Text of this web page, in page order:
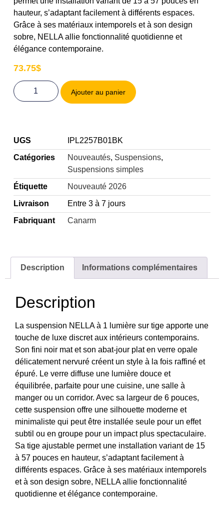
hauteur, s’adaptant facilement à différents espaces.
Grâce à ses matériaux intemporels et à son design
sobre, NELLA allie fonctionnalité quotidienne et
élégance contemporaine.
73.75$
Ajouter au panier
UGS
IPL2257B01BK
Catégories
Nouveautés, Suspensions,
Suspensions simples
Étiquette
Nouveauté 2026
Livraison
Entre 3 à 7 jours
Fabriquant
Canarm
Description Informations complémentaires
Description
La suspension NELLA à 1 lumière sur tige apporte une
touche de luxe discret aux intérieurs contemporains.
Son fini noir mat et son abat-jour plat en verre opale
délicatement nervuré créent un style à la fois raffiné et
épuré. Le verre diffuse une lumière douce et
équilibrée, parfaite pour une cuisine, une salle à
manger ou un corridor. Avec sa largeur de 6 pouces,
cette suspension offre une silhouette moderne et
minimaliste qui peut être installée seule pour un effet
subtil ou en groupe pour un impact plus spectaculaire.
Sa tige ajustable permet une installation variant de 15
à 57 pouces en hauteur, s’adaptant facilement à
différents espaces. Grâce à ses matériaux intemporels
et à son design sobre, NELLA allie fonctionnalité
quotidienne et élégance contemporaine.